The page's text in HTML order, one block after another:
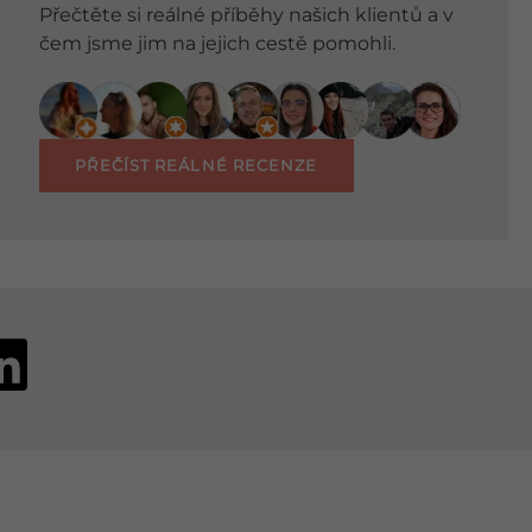
Přečtěte si reálné příběhy našich klientů a v
čem jsme jim na jejich cestě pomohli.
PŘEČÍST REÁLNÉ RECENZE